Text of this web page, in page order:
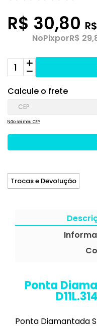
R$ 30,80
NoPixporR$
Calcule o frete
Não sei meu CEP
Trocas e Devolução
Ponta
Ponta Diamantada